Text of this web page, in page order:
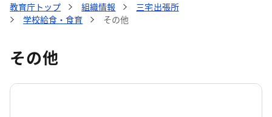
教育庁トップ 組織情報
三宅出張所
学校給食・食育
その他
その他